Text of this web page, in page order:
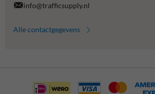
info@trafficsupply.nl
Alle contactgegevens